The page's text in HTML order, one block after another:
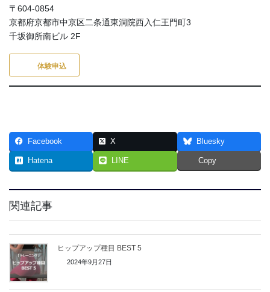
〒604-0854
京都府京都市中京区二条通東洞院西入仁王門町3
千坂御所南ビル 2F
体験申込
Facebook X Bluesky
Hatena LINE Copy
関連記事
ヒップアップ種目 BEST 5
2024年9月27日